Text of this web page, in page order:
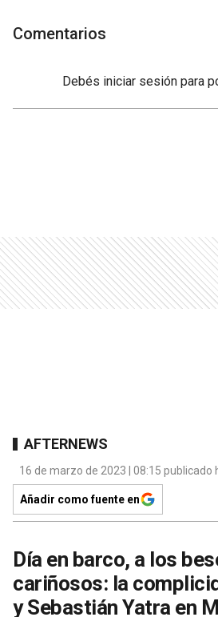
Comentarios
Debés iniciar sesión para
AFTERNEWS
16 de marzo de 2023 | 08:15 publicado
Añadir como fuente en
Día en barco, a los
cariñosos: la
y Sebastián Yatra en